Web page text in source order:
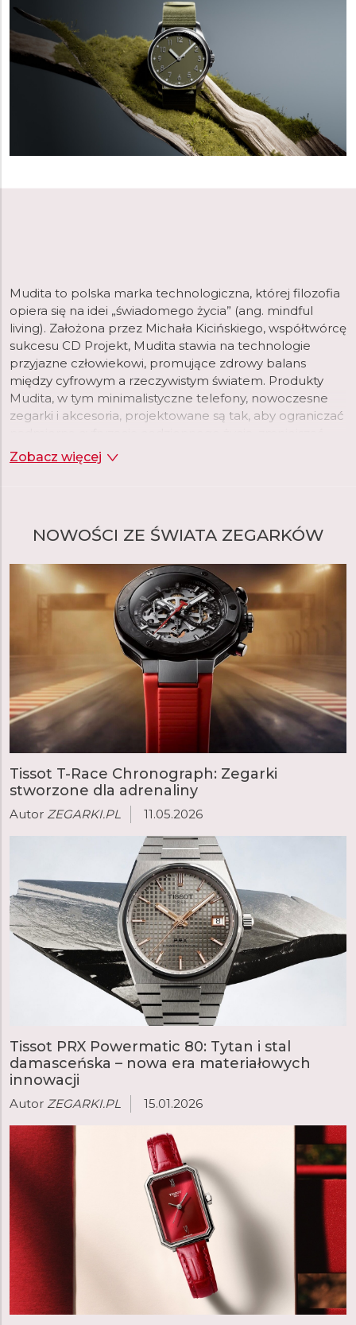
Mudita to polska marka technologiczna, której filozofia
opiera się na idei „świadomego życia” (ang. mindful
living). Założona przez Michała Kicińskiego, współtwórcę
sukcesu CD Projekt, Mudita stawia na technologie
przyjazne człowiekowi, promujące zdrowy balans
między cyfrowym a rzeczywistym światem. Produkty
Mudita, w tym minimalistyczne telefony, nowoczesne
zegarki i akcesoria, projektowane są tak, aby ograniczać
ekspozycję na promieniowanie elektromagnetyczne i
zachęcać do skupienia na tym, co naprawdę ważne.
– oraz troska o najwyższą jakość wykonania. Produkty
wyświetlacze E Ink, bardzo niskie wartości SAR oraz
materiały ekologiczne. Wszystkie urządzenia są
tworzone z myślą o osobach, które szukają harmonii,
autentyczności i większej kontroli nad swoją
codziennością.
Mudita to idealny wybór dla tych, którzy chcą żyć
bardziej świadomie, ograniczając niepotrzebne bodźce i
ceniąc spokój w świecie pełnym nieustannego
pośpiechu.
Zobacz więcej
NOWOŚCI ZE ŚWIATA ZEGARKÓW
Tissot T-Race Chronograph: Zegarki
stworzone dla adrenaliny
Autor ZEGARKI.PL 11.05.2026
Tissot PRX Powermatic 80: Tytan i stal
damasceńska – nowa era materiałowych
innowacji
Autor ZEGARKI.PL 15.01.2026